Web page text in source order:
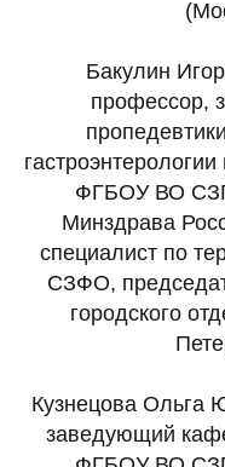
Бакулин
профессор,
ФГБОУ ВО
Минздрава
специалист по
СЗФО,
городского
Кузнецова Ольга
заведующий